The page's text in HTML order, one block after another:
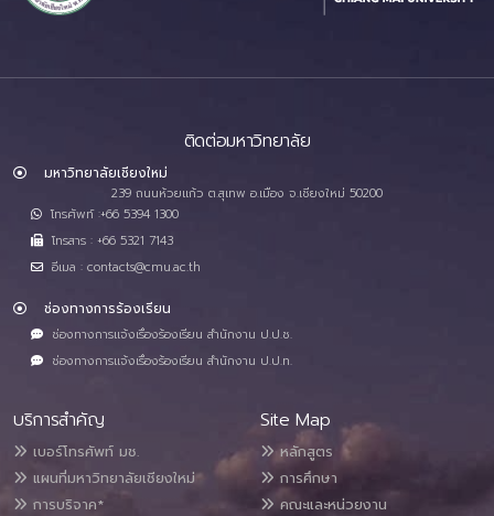
ติดต่อมหาวิทยาลัย
มหาวิทยาลัยเชียงใหม่
239 ถนนห้วยแก้ว ต.สุเทพ อ.เมือง จ.เชียงใหม่ 50200
โทรศัพท์ :+66 5394 1300
โทรสาร : +66 5321 7143
อีเมล : contacts@cmu.ac.th
ช่องทางการร้องเรียน
ช่องทางการแจ้งเรื่องร้องเรียน สำนักงาน ป.ป.ช.
ช่องทางการแจ้งเรื่องร้องเรียน สำนักงาน ป.ป.ท.
บริการสำคัญ
เบอร์โทรศัพท์ มช.
แผนที่มหาวิทยาลัยเชียงใหม่
การบริจาค*
Site Map
หลักสูตร
การศึกษา
คณะและหน่วยงาน